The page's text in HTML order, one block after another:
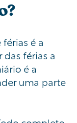
é a
férias a
é a
uma parte